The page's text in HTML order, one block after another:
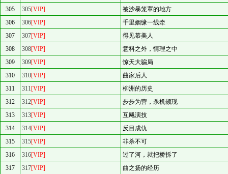
305
305[VIP]
被沙暴笼罩的地方
306
306[VIP]
千里姻缘一线牵
307
307[VIP]
得见慕美人
308
308[VIP]
意料之外，情理之中
309
309[VIP]
惊天大骗局
310
310[VIP]
曲家后人
311
311[VIP]
柳洲的历史
312
312[VIP]
步步为营，杀机顿现
313
313[VIP]
互飚演技
314
314[VIP]
反目成仇
315
315[VIP]
非杀不可
316
316[VIP]
过了河，就把桥拆了
317
317[VIP]
曲之扬的经历